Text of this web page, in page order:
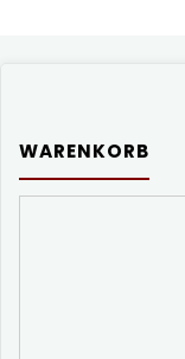
WARENKORB